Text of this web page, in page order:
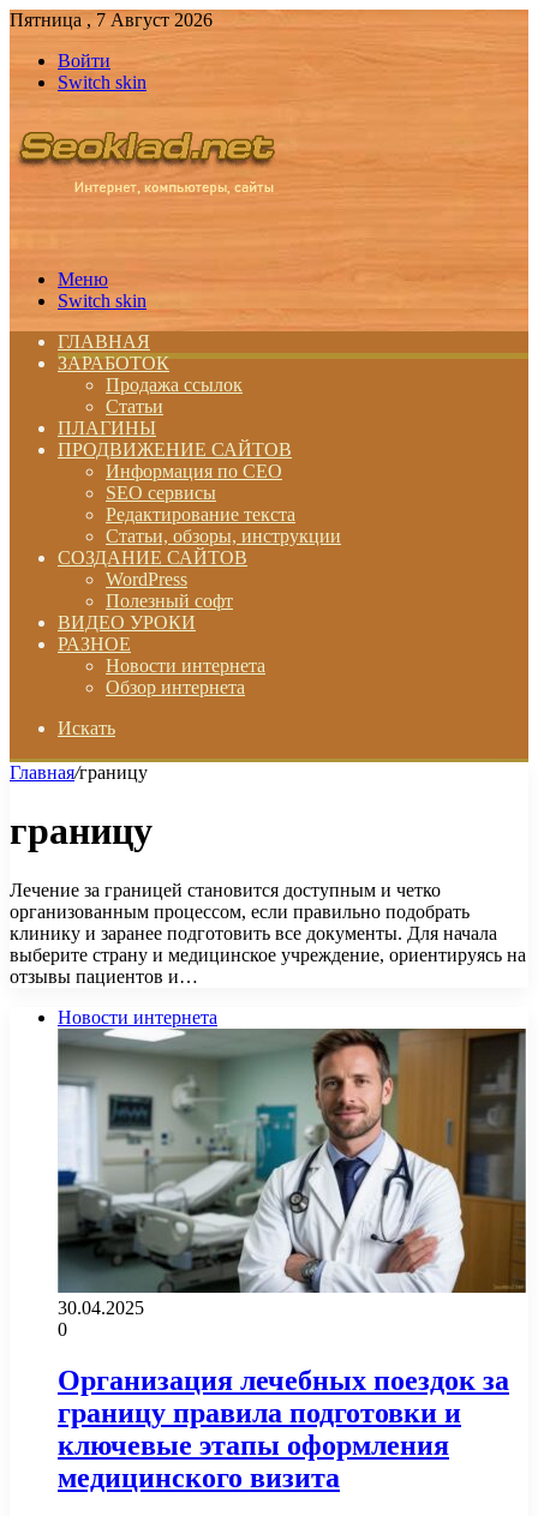
Пятница , 7 Август 2026
Войти
Switch skin
Меню
Switch skin
ГЛАВНАЯ
ЗАРАБОТОК
Продажа ссылок
Статьи
ПЛАГИНЫ
ПРОДВИЖЕНИЕ САЙТОВ
Информация по СЕО
SEO сервисы
Редактирование текста
Статьи, обзоры, инструкции
СОЗДАНИЕ САЙТОВ
WordPress
Полезный софт
ВИДЕО УРОКИ
РАЗНОЕ
Новости интернета
Обзор интернета
Искать
Главная/границу
границу
Лечение за границей становится доступным и четко
организованным процессом, если правильно подобрать
клинику и заранее подготовить все документы. Для начала
выберите страну и медицинское учреждение, ориентируясь на
отзывы пациентов и…
Новости интернета
30.04.2025
0
Организация лечебных поездок за
границу правила подготовки и
ключевые этапы оформления
медицинского визита